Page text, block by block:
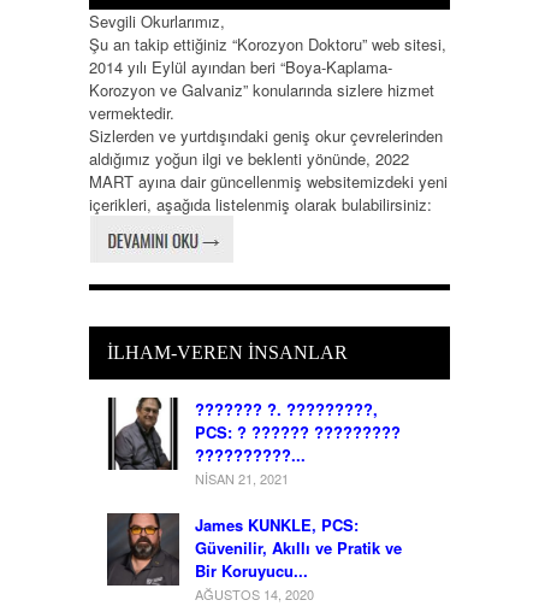
Sevgili Okurlarımız,
Şu an takip ettiğiniz “Korozyon Doktoru” web sitesi,
2014 yılı Eylül ayından beri “Boya-Kaplama-
Korozyon ve Galvaniz” konularında sizlere hizmet
vermektedir.
Sizlerden ve yurtdışındaki geniş okur çevrelerinden
aldığımız yoğun ilgi ve beklenti yönünde, 2022
MART ayına dair güncellenmiş websitemizdeki yeni
içerikleri, aşağıda listelenmiş olarak bulabilirsiniz:
İLHAM-VEREN İNSANLAR
??????? ?. ?????????,
PCS: ? ?????? ?????????
??????????...
NISAN 21, 2021
James KUNKLE, PCS:
Güvenilir, Akıllı ve Pratik ve
Bir Koruyucu...
AĞUSTOS 14, 2020